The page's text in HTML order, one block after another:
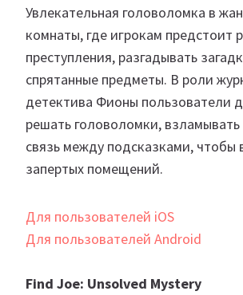
Увлекательная головоломка в
комнаты, где игрокам предстоит
преступления, разгадывать
спрятанные предметы. В роли
детектива Фионы пользователи
решать головоломки,
связь между подсказками, чтобы
запертых помещений.
Для пользователей iOS
Для пользователей Android
Find Joe: Unsolved Mystery